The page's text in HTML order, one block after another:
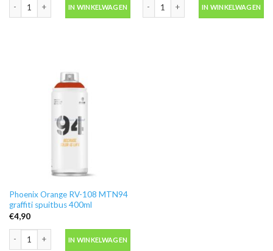
IN WINKELWAGEN IN WINKELWAGEN
Phoenix Orange RV-108 MTN94
graffiti spuitbus 400ml
€4,90
IN WINKELWAGEN